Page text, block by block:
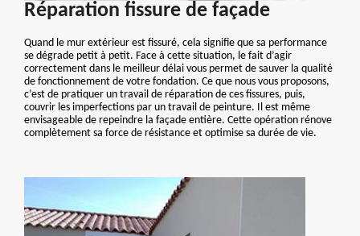
Réparation fissure de façade
Quand le mur extérieur est fissuré, cela signifie que sa performance
se dégrade petit à petit. Face à cette situation, le fait d’agir
correctement dans le meilleur délai vous permet de sauver la qualité
de fonctionnement de votre fondation. Ce que nous vous proposons,
c’est de pratiquer un travail de réparation de ces fissures, puis,
couvrir les imperfections par un travail de peinture. Il est même
envisageable de repeindre la façade entière. Cette opération rénove
complètement sa force de résistance et optimise sa durée de vie.